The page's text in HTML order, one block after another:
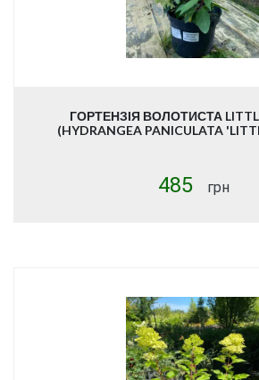
ГОРТЕНЗІЯ ВОЛОТИСТА
(HYDRANGEA PANICULATA
485 грн